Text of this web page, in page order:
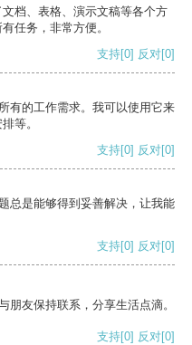
档、表格、演示文稿等各个方
任务，非常方便。
支持[0] 反对[0]
有的工作需求。我可以使用它来
等。
支持[0] 反对[0]
总是能够得到妥善解决，让我能
支持[0] 反对[0]
朋友保持联系，分享生活点滴。
支持[0] 反对[0]